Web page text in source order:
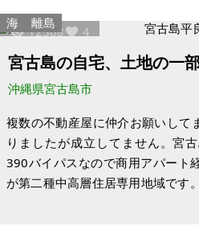
すが、現況は原野。ほ場整備事業
築は可能です。（宮古島市都市計画課確認済
10年以上経過したので、別荘地や
を送りたい方にぜひ利用してもらいたいです
ませんが、買い手
12368 4
海 離島
宮古島の自宅、土地の一
沖縄県宮古島市
複数の不動産屋に仲介お願いして
りましたが成立してません。宮
390バイパスなので商用アパート
が第二種中高層住居専用地域です。 【物件概要】※古屋付土地
（現状渡し）となります 場所：